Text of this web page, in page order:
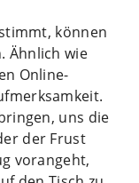
können
Ähnlich wie
Online-
uns die
der Frust
vorangeht,